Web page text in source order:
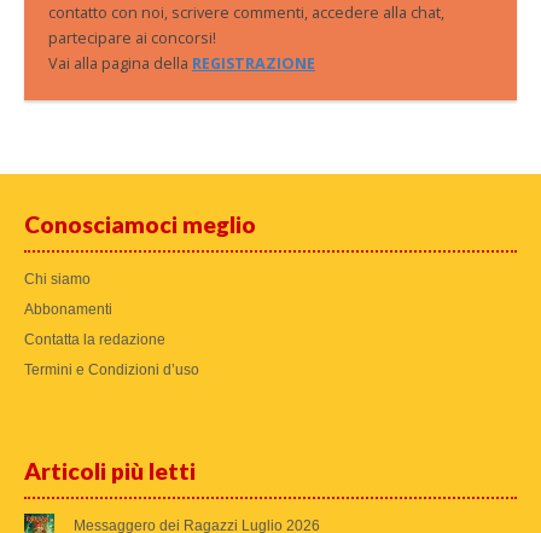
contatto con noi, scrivere commenti, accedere alla chat,
partecipare ai concorsi!
Vai alla pagina della REGISTRAZIONE
Conosciamoci meglio
Chi siamo
Abbonamenti
Contatta la redazione
Termini e Condizioni d’uso
Articoli più letti
Messaggero dei Ragazzi Luglio 2026